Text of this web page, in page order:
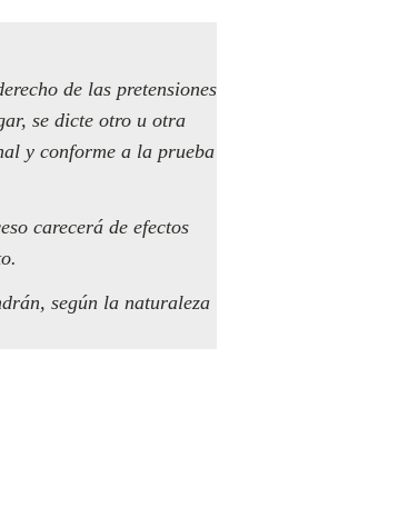
de las pretensiones
se dicte otro u otra
y conforme a la prueba
carecerá de efectos
según la naturaleza